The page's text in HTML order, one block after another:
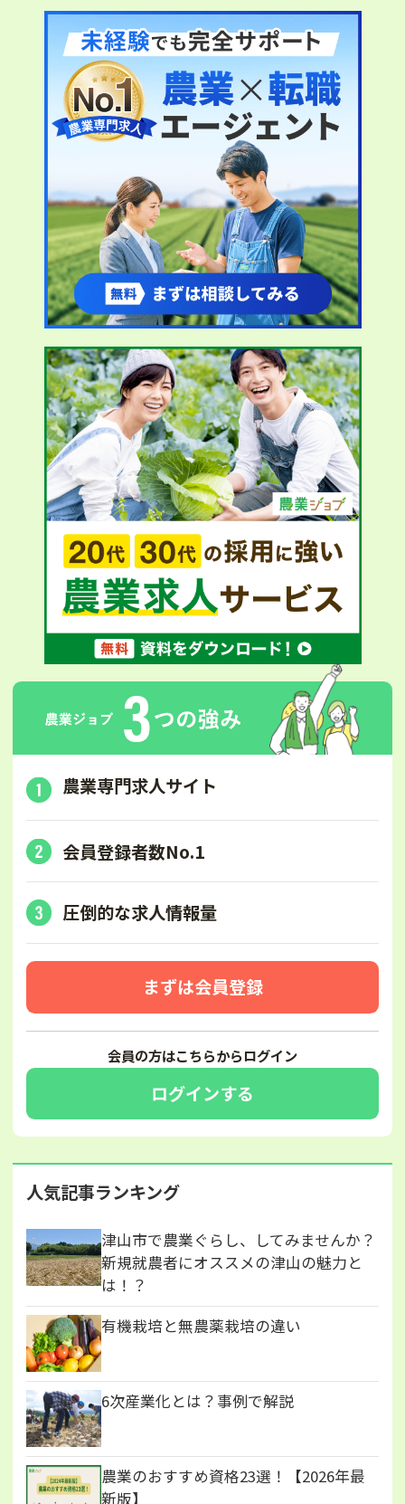
農業専門求人サイト
会員登録者数No.1
圧倒的な求人情報量
まずは会員登録
会員の方はこちらからログイン
ログインする
人気記事ランキング
津山市で農業ぐらし、してみませんか？
新規就農者にオススメの津山の魅力と
は！？
有機栽培と無農薬栽培の違い
6次産業化とは？事例で解説
農業のおすすめ資格23選！【2026年最
新版】